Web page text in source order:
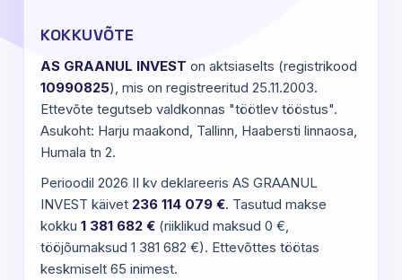
KOKKUVÕTE
AS GRAANUL INVEST on aktsiaselts (registrikood
10990825), mis on registreeritud 25.11.2003.
Ettevõte tegutseb valdkonnas "töötlev tööstus".
Asukoht: Harju maakond, Tallinn, Haabersti linnaosa,
Humala tn 2.
Perioodil 2026 II kv deklareeris AS GRAANUL
INVEST käivet 236 114 079 €. Tasutud makse
kokku 1 381 682 € (riiklikud maksud 0 €,
tööjõumaksud 1 381 682 €). Ettevõttes töötas
keskmiselt 65 inimest.